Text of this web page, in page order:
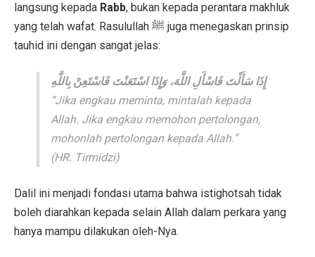
langsung kepada Rabb, bukan kepada perantara makhluk
yang telah wafat. Rasulullah ﷺ juga menegaskan prinsip
tauhid ini dengan sangat jelas:
إِذَا سَأَلْتَ فَاسْأَلِ اللَّهَ، وَإِذَا اسْتَعَنْتَ فَاسْتَعِنْ بِاللَّهِ
“Jika engkau meminta, mintalah kepada
Allah. Jika engkau memohon pertolongan,
mohonlah pertolongan kepada Allah.”
(HR. Tirmidzi)
Dalil ini menjadi fondasi utama bahwa istighotsah tidak
boleh diarahkan kepada selain Allah dalam perkara yang
hanya mampu dilakukan oleh-Nya.